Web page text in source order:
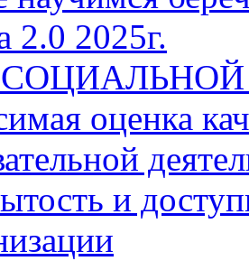
2.0 2025г.
оценка
и